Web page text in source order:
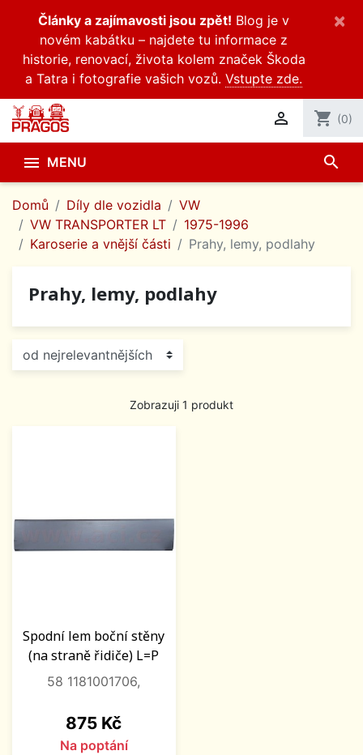
Články a zajímavosti jsou zpět! Blog je v
novém kabátku – najdete tu informace z
historie, renovací, života kolem značek Škoda
a Tatra i fotografie vašich vozů. Vstupte zde.
×
 shopping_cart (0)
 MENU search
Domů Díly dle vozidla
VW
VW TRANSPORTER LT
1975-1996
Karoserie a vnější části
Prahy, lemy, podlahy
Prahy, lemy, podlahy
Zobrazuji 1 produkt
Spodní lem boční stěny
(na straně řidiče) L=P
58 1181001706,
Cena
875 Kč
Na poptání